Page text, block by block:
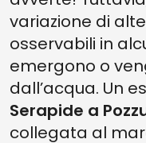
variazione di
osservabili in
emergono o
dall’acqua. Un
Serapide a
collegata al